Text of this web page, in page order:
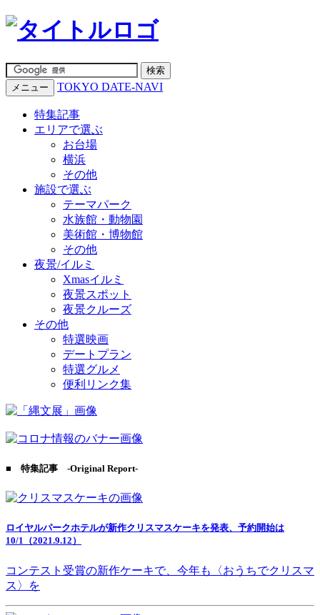
メニュー TOKYO DATE-NAVI
特集記事
エリアで選ぶ
お台場
横浜
その他
施設で選ぶ
テーマパーク
水族館・動物園
美術館・博物館
その他
夜景/イルミ
Xmasイルミ
夜景スポット
夜景クルーズ
その他
特選映画
デートプラン
特選グルメ
便利リンク集
■ 特集記事 -Original Report-
ロイヤルパークホテルが新作クリスマスケーキを発表、予約開始は
10/1（2021.9.12）
コンテスト受賞の新作ケーキで、今年も〈おうちでクリスマ
ス〉を